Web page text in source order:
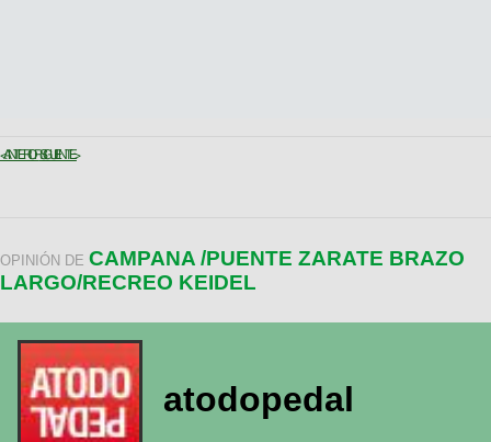
< ANTERIORSIGUIENTE >
OPINIÓN DE CAMPANA /PUENTE ZARATE BRAZO
LARGO/RECREO KEIDEL
atodopedal